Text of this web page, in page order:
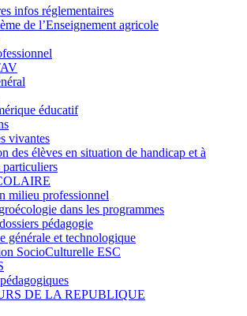
infos réglementaires
de l’Enseignement agricole
éducatif
vivantes
des élèves en situation de handicap et à
particuliers
milieu professionnel
dans les programmes
pédagogie
générale et technologique
SocioCulturelle ESC
DE LA REPUBLIQUE